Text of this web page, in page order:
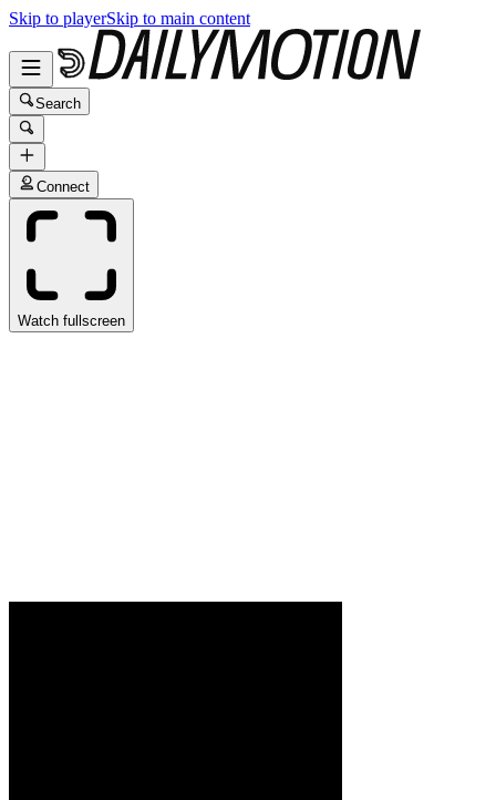
Skip to playerSkip to main content
Search
Connect
Watch fullscreen